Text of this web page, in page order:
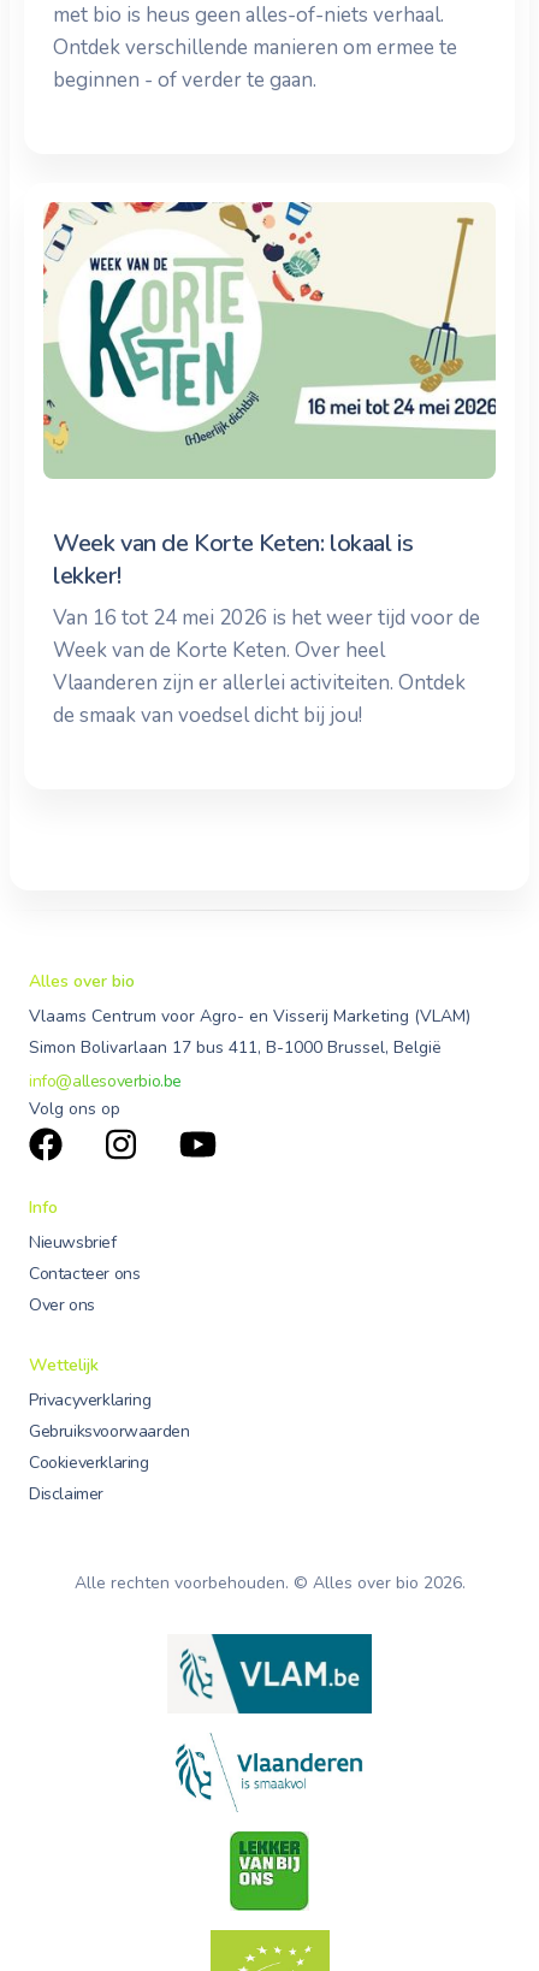
met bio is heus geen alles-of-niets verhaal.
Ontdek verschillende manieren om ermee te
beginnen - of verder te gaan.
Week van de Korte Keten: lokaal is
lekker!
Van 16 tot 24 mei 2026 is het weer tijd voor de
Week van de Korte Keten. Over heel
Vlaanderen zijn er allerlei activiteiten. Ontdek
de smaak van voedsel dicht bij jou!
Alles over bio
Vlaams Centrum voor Agro- en Visserij Marketing (VLAM)
Simon Bolivarlaan 17 bus 411, B-1000 Brussel, België
info@allesoverbio.be
Volg ons op
Info
Nieuwsbrief
Contacteer ons
Over ons
Wettelijk
Privacyverklaring
Gebruiksvoorwaarden
Cookieverklaring
Disclaimer
Alle rechten voorbehouden. © Alles over bio 2026.